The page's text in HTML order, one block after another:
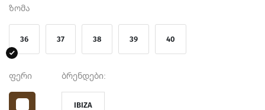
ზომა
36 37 38 39 40
ფერი ბრენდები:
IBIZA